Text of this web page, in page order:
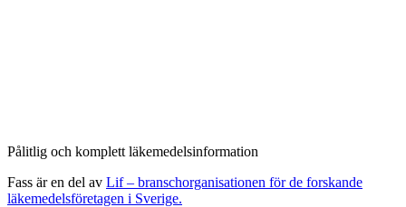
Pålitlig och komplett läkemedelsinformation
Fass är en del av Lif – branschorganisationen för de forskande
läkemedelsföretagen i Sverige.